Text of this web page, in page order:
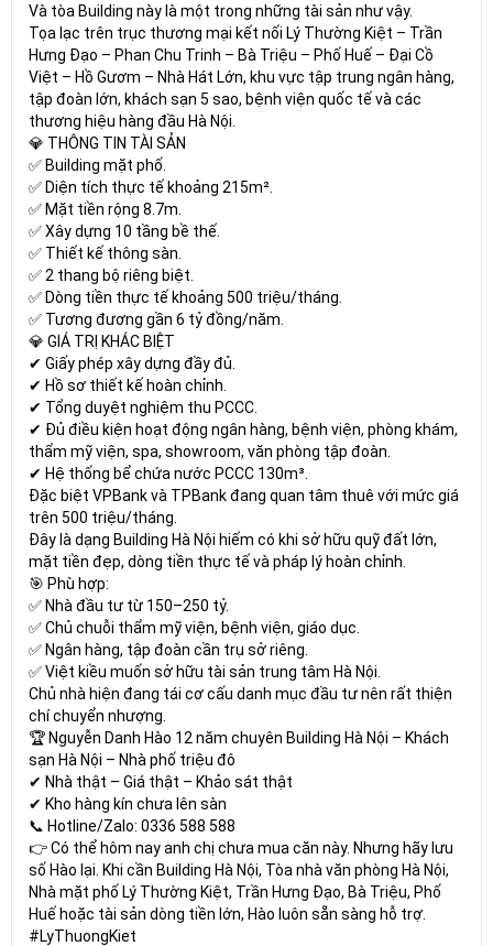
Và tòa Building này là một trong những tài sản như vậy.
Tọa lạc trên trục thương mại kết nối Lý Thường Kiệt – Trần
Hưng Đạo – Phan Chu Trinh – Bà Triệu – Phố Huế – Đại Cồ
Việt – Hồ Gươm – Nhà Hát Lớn, khu vực tập trung ngân hàng,
tập đoàn lớn, khách sạn 5 sao, bệnh viện quốc tế và các
thương hiệu hàng đầu Hà Nội.
💎 THÔNG TIN TÀI SẢN
✅ Building mặt phố.
✅ Diện tích thực tế khoảng 215m².
✅ Mặt tiền rộng 8.7m.
✅ Xây dựng 10 tầng bề thế.
✅ Thiết kế thông sàn.
✅ 2 thang bộ riêng biệt.
✅ Dòng tiền thực tế khoảng 500 triệu/tháng.
✅ Tương đương gần 6 tỷ đồng/năm.
💎 GIÁ TRỊ KHÁC BIỆT
✔ Giấy phép xây dựng đầy đủ.
✔ Hồ sơ thiết kế hoàn chỉnh.
✔ Tổng duyệt nghiệm thu PCCC.
✔ Đủ điều kiện hoạt động ngân hàng, bệnh viện, phòng khám,
thẩm mỹ viện, spa, showroom, văn phòng tập đoàn.
✔ Hệ thống bể chứa nước PCCC 130m³.
Đặc biệt VPBank và TPBank đang quan tâm thuê với mức giá
trên 500 triệu/tháng.
Đây là dạng Building Hà Nội hiếm có khi sở hữu quỹ đất lớn,
mặt tiền đẹp, dòng tiền thực tế và pháp lý hoàn chỉnh.
🎯 Phù hợp:
✅ Nhà đầu tư từ 150–250 tỷ.
✅ Chủ chuỗi thẩm mỹ viện, bệnh viện, giáo dục.
✅ Ngân hàng, tập đoàn cần trụ sở riêng.
✅ Việt kiều muốn sở hữu tài sản trung tâm Hà Nội.
Chủ nhà hiện đang tái cơ cấu danh mục đầu tư nên rất thiện
chí chuyển nhượng.
🏆 Nguyễn Danh Hào 12 năm chuyên Building Hà Nội – Khách
sạn Hà Nội – Nhà phố triệu đô
✔ Nhà thật – Giá thật – Khảo sát thật
✔ Kho hàng kín chưa lên sàn
📞 Hotline/Zalo: 0336 588 588
👉 Có thể hôm nay anh chị chưa mua căn này. Nhưng hãy lưu
số Hào lại. Khi cần Building Hà Nội, Tòa nhà văn phòng Hà Nội,
Nhà mặt phố Lý Thường Kiệt, Trần Hưng Đạo, Bà Triệu, Phố
Huế hoặc tài sản dòng tiền lớn, Hào luôn sẵn sàng hỗ trợ.
#LyThuongKiet